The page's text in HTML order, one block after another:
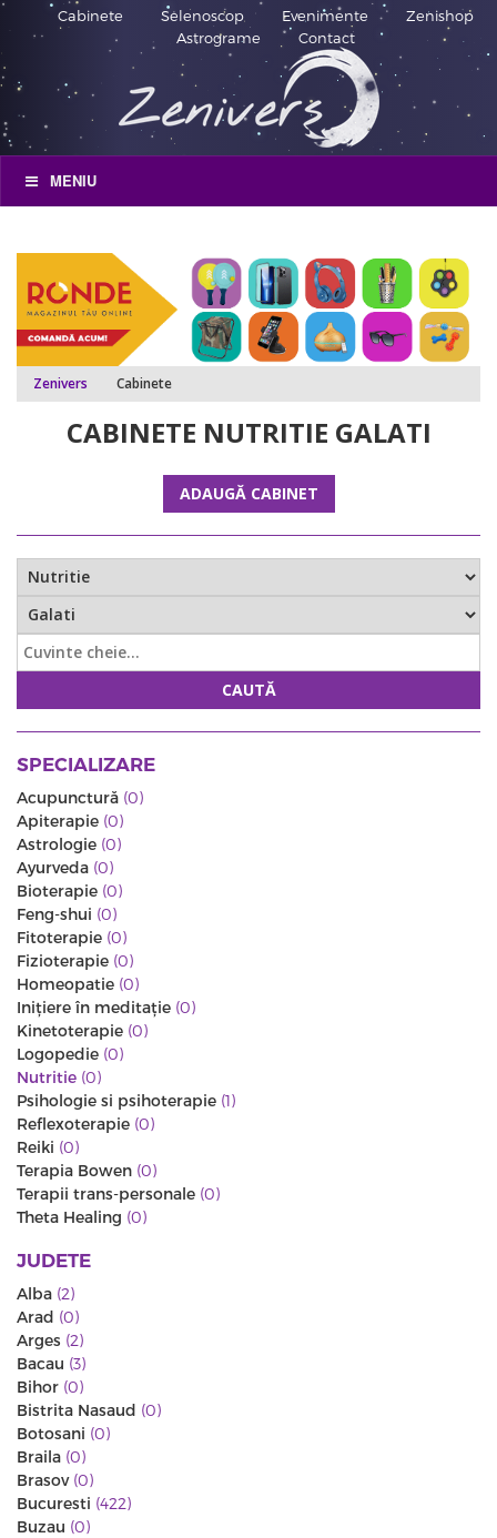
Cabinete Selenoscop Evenimente
Zenishop
Astrograme
Contact
MENIU
Zenivers Cabinete
CABINETE NUTRITIE GALATI
ADAUGĂ CABINET
CAUTĂ
SPECIALIZARE
Acupunctură (0)
Apiterapie (0)
Astrologie (0)
Ayurveda (0)
Bioterapie (0)
Feng-shui (0)
Fitoterapie (0)
Fizioterapie (0)
Homeopatie (0)
Iniţiere în meditaţie (0)
Kinetoterapie (0)
Logopedie (0)
Nutritie (0)
Psihologie si psihoterapie (1)
Reflexoterapie (0)
Reiki (0)
Terapia Bowen (0)
Terapii trans-personale (0)
Theta Healing (0)
JUDETE
Alba (2)
Arad (0)
Arges (2)
Bacau (3)
Bihor (0)
Bistrita Nasaud (0)
Botosani (0)
Braila (0)
Brasov (0)
Bucuresti (422)
Buzau (0)